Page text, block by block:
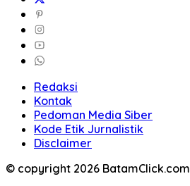
Redaksi
Kontak
Pedoman Media Siber
Kode Etik Jurnalistik
Disclaimer
© copyright 2026 BatamClick.com